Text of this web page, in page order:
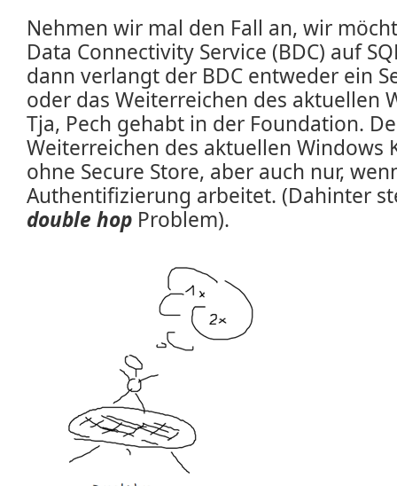
Nehmen wir mal den Fall an, wir
Data Connectivity Service (BDC) auf
dann verlangt der BDC entweder ein
oder das Weiterreichen des aktuellen
Tja, Pech gehabt in der Foundation.
Weiterreichen des aktuellen
ohne Secure Store, aber auch nur,
Authentifizierung arbeitet. (Dahinter
double hop Problem).